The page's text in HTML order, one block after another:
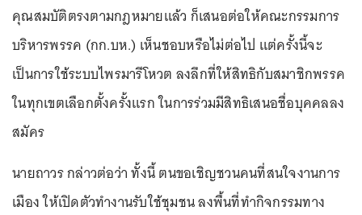
คุณสมบัติตรงตามกฎหมายแล้ว ก็เสนอต่อให้คณะกรรมการ
บริหารพรรค (กก.บห.) เห็นชอบหรือไม่ต่อไป แต่ครั้งนี้จะ
เป็นการใช้ระบบไพรมารีโหวต ลงลึกที่ให้สิทธิกับสมาชิกพรรค
ในทุกเขตเลือกตั้งครั้งแรก ในการร่วมมีสิทธิเสนอชื่อบุคคลลง
สมัคร
นายถาวร กล่าวต่อว่า ทั้งนี้ ตนขอเชิญชวนคนที่สนใจงานการ
เมือง ให้เปิดตัวทำงานรับใช้ชุมชน ลงพื้นที่ทำกิจกรรมทาง